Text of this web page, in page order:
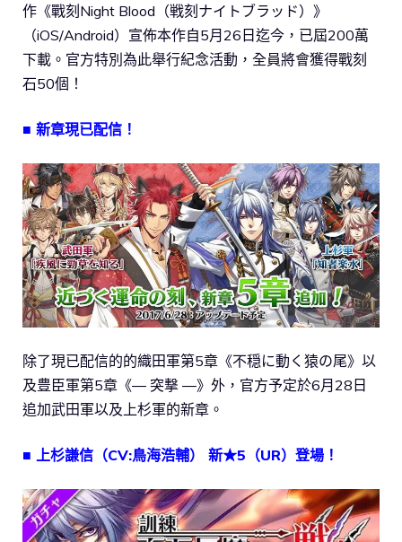
作《戰刻Night Blood（戦刻ナイトブラッド）》
（iOS/Android）宣佈本作自5月26日迄今，已屆200萬
下載。官方特別為此舉行紀念活動，全員將會獲得戰刻
石50個！
■ 新章現已配信！
除了現已配信的的織田軍第5章《不穏に動く猿の尾》以
及豊臣軍第5章《― 突撃 ―》外，官方予定於6月28日
追加武田軍以及上杉軍的新章。
■ 上杉謙信（CV:鳥海浩輔） 新★5（UR）登場！